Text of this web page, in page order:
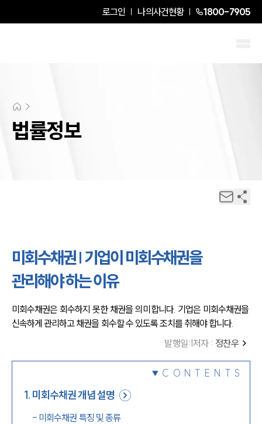
로그인 나의사건현황 1800-7905
법률정보
미회수채권 | 기업이 미회수채권을
관리해야 하는 이유
미회수채권은 회수하지 못한 채권을 의미합니다. 기업은 미회수채권을
신속하게 관리하고 채권을 회수할 수 있도록 조치를 취해야 합니다.
발행일: |저자 : 정찬우
CONTENTS
1. 미회수채권 개념 설명
- 미회수채권 특징 및 종류